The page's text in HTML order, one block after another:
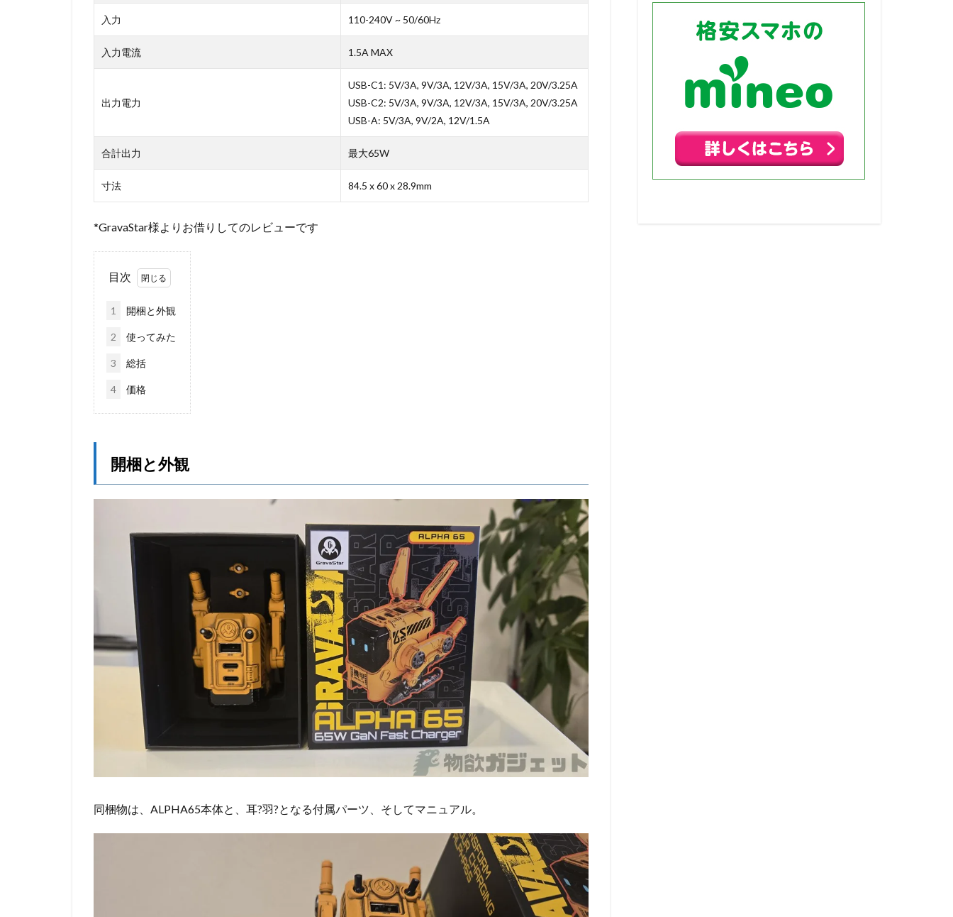
入力 110-240V ~ 50/60Hz
入力電流 1.5A MAX
出力電力
USB-C1: 5V/3A, 9V/3A, 12V/3A, 15V/3A, 20V/3.25A
USB-C2: 5V/3A, 9V/3A, 12V/3A, 15V/3A, 20V/3.25A
USB-A: 5V/3A, 9V/2A, 12V/1.5A
合計出力 最大65W
寸法 84.5 x 60 x 28.9mm
*GravaStar様よりお借りしてのレビューです
目次
1 開梱と外観
2 使ってみた
3 総括
4 価格
開梱と外観
同梱物は、ALPHA65本体と、耳?羽?となる付属パーツ、そしてマニュアル。